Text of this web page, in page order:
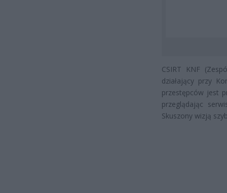
CSIRT KNF
działający przy
przestępców jest
przeglądając
Skuszony wizją